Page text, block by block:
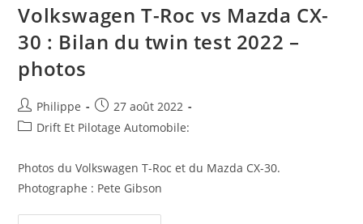
Volkswagen T-Roc vs Mazda CX-
30 : Bilan du twin test 2022 –
photos
Auteur/autrice
de
Philippe
Post
published:
27 août 2022
PostDrift Et Pilotage Automobile:
Photos du Volkswagen T-Roc et du Mazda CX-30.
Photographe : Pete Gibson